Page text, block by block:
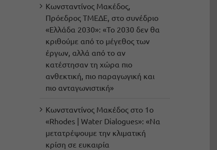
Κωνσταντίνος Μακέδος,
Πρόεδρος ΤΜΕΔΕ, στο συνέδριο
«Ελλάδα 2030»: «Το 2030 δεν θα
κριθούμε από το μέγεθος των
έργων, αλλά από το αν
κατέστησαν τη χώρα πιο
ανθεκτική, πιο παραγωγική και
πιο ανταγωνιστική»
Κωνσταντίνος Μακέδος στο 1ο
«Rhodes | Water Dialogues»: «Να
μετατρέψουμε την κλιματική
κρίση σε ευκαιρία